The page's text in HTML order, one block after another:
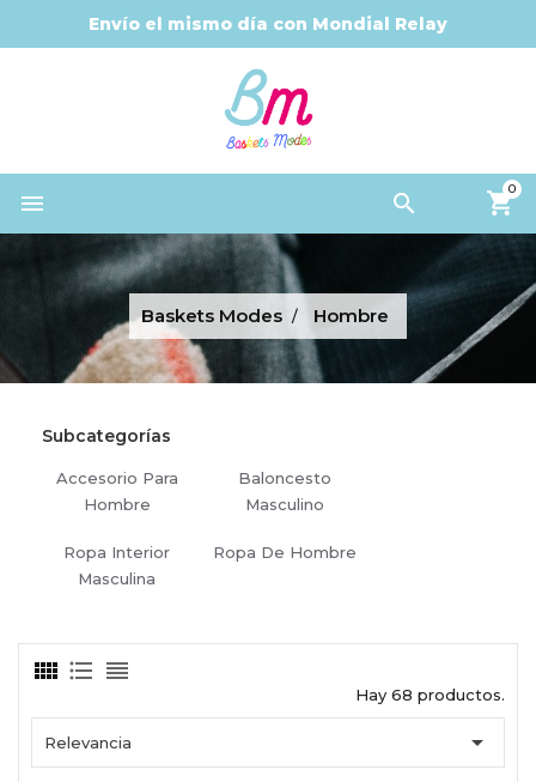
Envío el mismo día con Mondial Relay


0
Baskets Modes Hombre
Subcategorías
Accesorio Para
Hombre
Baloncesto
Masculino
Ropa Interior
Masculina
Ropa De Hombre
Hay 68 productos.
Relevancia 